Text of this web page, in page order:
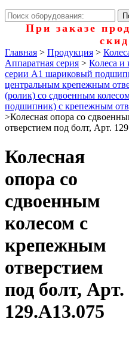
При заказе
Главная > Продукция >
Аппаратная серия > Колеса и
серии А1 шариковый
центральным крепежным
(ролик) со сдвоенным
подшипник) с крепежным
>Колесная опора со
отверстием под болт, Арт.
Колесная
опора со
сдвоенным
колесом с
крепежным
отверстием
под болт, Арт.
129.A13.075